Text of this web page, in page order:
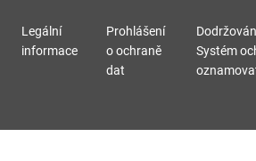
Legální
informace
Prohlášení
o ochraně
dat
Systém